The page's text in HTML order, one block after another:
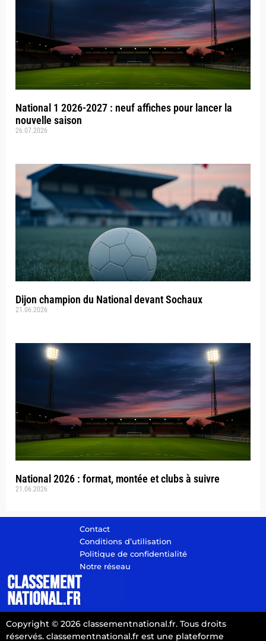
National 1 2026-2027 : neuf affiches pour lancer la
nouvelle saison
26.07.2026
Dijon champion du National devant Sochaux
21.06.2026
National 2026 : format, montée et clubs à suivre
21.06.2026
Contact
Conditions d’utilisation
Politique de confidentialité
Notre réseau
Copyright © 2026 classementnational.fr. Tous droits
réservés. classementnational.fr est une plateforme